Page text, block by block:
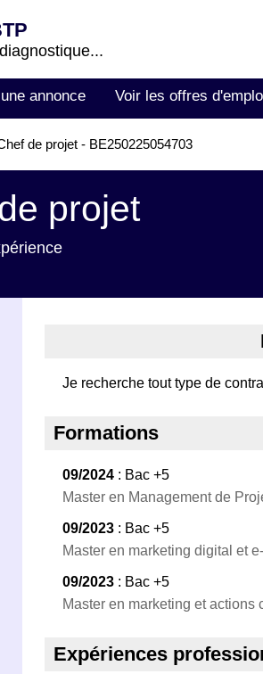
annonce Voir les offres
de projet - BE250225054703
projet
Je recherche tout type de
Formations
09/2024 : Bac +5
Master en Management de
09/2023 : Bac +5
Master en marketing digital et
09/2023 : Bac +5
Master en marketing et actions
Expériences